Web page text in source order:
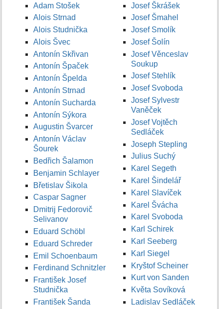
Adam Stošek
Alois Strnad
Alois Studnička
Alois Švec
Antonín Skřivan
Antonín Špaček
Antonín Špelda
Antonín Strnad
Antonín Sucharda
Antonín Sýkora
Augustin Švarcer
Antonín Václav
Šourek
Bedřich Šalamon
Benjamin Schlayer
Břetislav Šikola
Caspar Sagner
Dmitrij Fedorovič
Selivanov
Eduard Schöbl
Eduard Schreder
Emil Schoenbaum
Ferdinand Schnitzler
František Josef
Studnička
František Šanda
Josef Škrášek
Josef Šmahel
Josef Smolík
Josef Šolín
Josef Věnceslav
Soukup
Josef Stehlík
Josef Svoboda
Josef Sylvestr
Vaněček
Josef Vojtěch
Sedláček
Joseph Stepling
Julius Suchý
Karel Segeth
Karel Šindelář
Karel Slavíček
Karel Švácha
Karel Svoboda
Karl Schirek
Karl Seeberg
Karl Siegel
Kryštof Scheiner
Kurt von Sanden
Květa Sovíková
Ladislav Sedláček